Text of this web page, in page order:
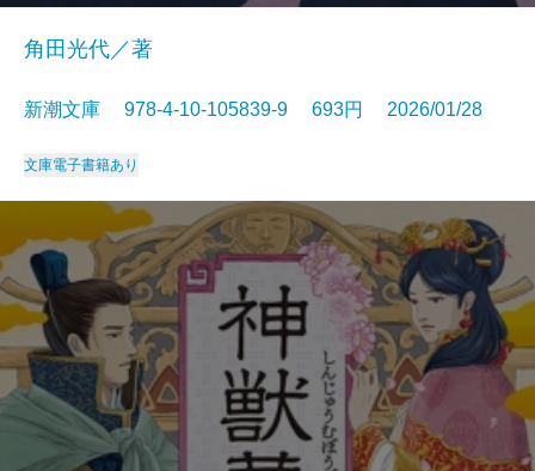
角田光代／著
新潮文庫 978-4-10-105839-9 693円 2026/01/28
文庫電子書籍あり